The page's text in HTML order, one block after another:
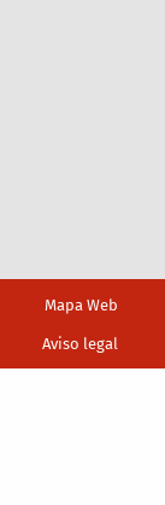
Mapa Web
Aviso legal